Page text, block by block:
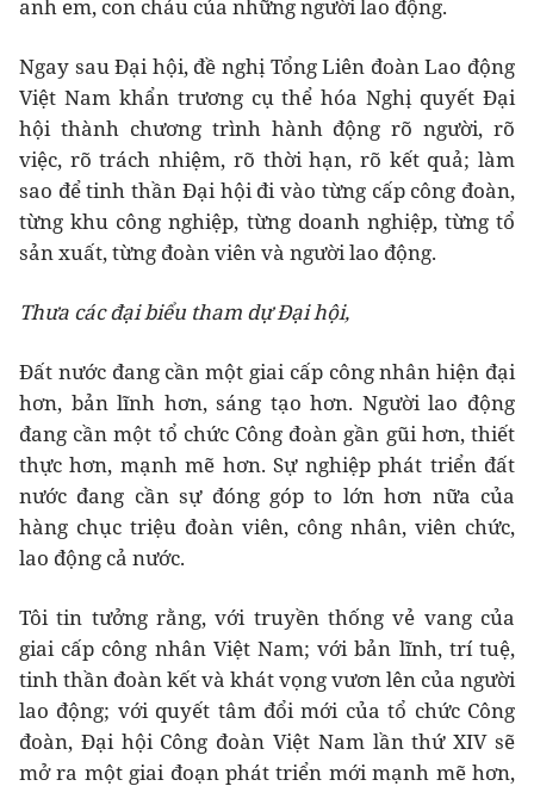
anh em, con cháu của những người lao động.
Ngay sau Đại hội, đề nghị Tổng Liên đoàn Lao động
Việt Nam khẩn trương cụ thể hóa Nghị quyết Đại
hội thành chương trình hành động rõ người, rõ
việc, rõ trách nhiệm, rõ thời hạn, rõ kết quả; làm
sao để tinh thần Đại hội đi vào từng cấp công đoàn,
từng khu công nghiệp, từng doanh nghiệp, từng tổ
sản xuất, từng đoàn viên và người lao động.
Thưa các đại biểu tham dự Đại hội,
Đất nước đang cần một giai cấp công nhân hiện đại
hơn, bản lĩnh hơn, sáng tạo hơn. Người lao động
đang cần một tổ chức Công đoàn gần gũi hơn, thiết
thực hơn, mạnh mẽ hơn. Sự nghiệp phát triển đất
nước đang cần sự đóng góp to lớn hơn nữa của
hàng chục triệu đoàn viên, công nhân, viên chức,
lao động cả nước.
Tôi tin tưởng rằng, với truyền thống vẻ vang của
giai cấp công nhân Việt Nam; với bản lĩnh, trí tuệ,
tinh thần đoàn kết và khát vọng vươn lên của người
lao động; với quyết tâm đổi mới của tổ chức Công
đoàn, Đại hội Công đoàn Việt Nam lần thứ XIV sẽ
mở ra một giai đoạn phát triển mới mạnh mẽ hơn,